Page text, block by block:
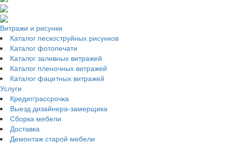
Витражи и рисунки
Каталог пескоструйных рисунков
Каталог фотопечати
Каталог заливных витражей
Каталог пленочных витражей
Каталог фацетных витражей
Услуги
Кредит/рассрочка
Выезд дизайнера-замерщика
Сборка мебели
Доставка
Демонтаж старой мебели